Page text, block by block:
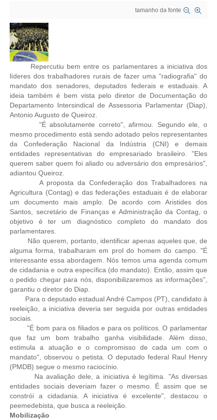
CONSELHO TECNOLÓGICO
HISTÓRICO E ATUAÇÃO
COMPOSIÇÃO
CONSELHOS ASSESSORES
PERSONALIDADES DA TECNOLOGIA
NÚCLEO DA MULHER ENGENHEIRA
TRANSPARÊNCIA
JURÍDICO
CONSULTORIA
ACORDOS, CONVENÇÕES E DISSÍDIOS
CONTRIBUIÇÕES
CONTRIBUIÇÃO ASSISTENCIAL
CONTRIBUIÇÃO ASSOCIATIVA OU ANUIDADE DE SÓCIO
CONTRIBUIÇÃO SINDICAL URBANA
REVISÃO DE APOSENTADORIA
FGTS EXPURGOS
FGTS CORREÇÃO
LEGISLAÇÃO
LEI 4.950-A/1966 – PISO SALARIAL
LEI 5.194/1966 – REGULAMENTAÇÃO DA PROFISSÃO
tamanho da fonte
Repercutiu bem entre os parlamentares a iniciativa dos
líderes dos trabalhadores rurais de fazer uma "radiografia" do
mandato dos senadores, deputados federais e estaduais. A
ideia também é bem vista pelo diretor de Documentação do
Departamento Intersindical de Assessoria Parlamentar (Diap),
Antonio Augusto de Queiroz.
"É absolutamente correto", afirmou. Segundo ele, o
mesmo procedimento está sendo adotado pelos representantes
da Confederação Nacional da Indústria (CNI) e demais
entidades representativas do empresariado brasileiro. "Eles
querem saber quem foi aliado ou adversário dos empresários",
adiantou Queiroz.
A proposta da Confederação dos Trabalhadores na
Agricultura (Contag) e das federações estaduais é de elaborar
um documento mais amplo. De acordo com Aristides dos
Santos, secretário de Finanças e Administração da Contag, o
objetivo é ter um diagnóstico completo do mandato dos
parlamentares.
Não querem, portanto, identificar apenas aqueles que, de
alguma forma, trabalharam em prol do homem do campo. "É
interessante essa abordagem. Nós temos uma agenda comum
de cidadania e outra específica (do mandato). Então, assim que
o pedido chegar para nós, disponibilizaremos as informações",
garantiu o diretor do Diap.
Para o deputado estadual André Campos (PT), candidato à
reeleição, a iniciativa deveria ser seguida por outras entidades
sociais.
"É bom para os filiados e para os políticos. O parlamentar
que faz um bom trabalho ganha visibilidade. Além disso,
estimula a atuação e o compromisso de cada um com o
mandato", observou o petista. O deputado federal Raul Henry
(PMDB) segue o mesmo raciocínio.
Na avaliação dele, a iniciativa é legítima. "As diversas
entidades sociais deveriam fazer o mesmo. É assim que se
constrói a cidadania. A iniciativa é excelente", destacou o
peemedebista, que busca a reeleição.
Mobilização